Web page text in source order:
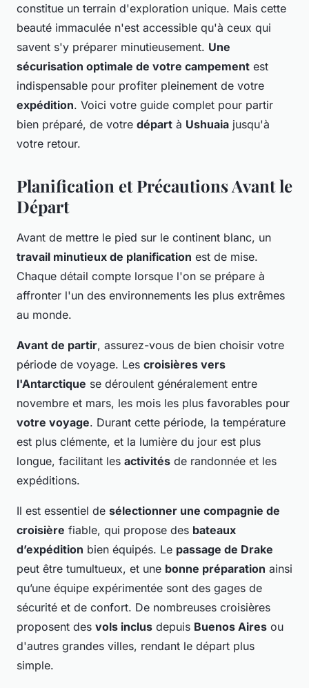
constitue un terrain d'exploration unique. Mais cette
beauté immaculée n'est accessible qu'à ceux qui
savent s'y préparer minutieusement. Une
sécurisation optimale de votre campement est
indispensable pour profiter pleinement de votre
expédition. Voici votre guide complet pour partir
bien préparé, de votre départ à Ushuaia jusqu'à
votre retour.
Planification et Précautions Avant le
Départ
Avant de mettre le pied sur le continent blanc, un
travail minutieux de planification est de mise.
Chaque détail compte lorsque l'on se prépare à
affronter l'un des environnements les plus extrêmes
au monde.
Avant de partir, assurez-vous de bien choisir votre
période de voyage. Les croisières vers
l'Antarctique se déroulent généralement entre
novembre et mars, les mois les plus favorables pour
votre voyage. Durant cette période, la température
est plus clémente, et la lumière du jour est plus
longue, facilitant les activités de randonnée et les
expéditions.
Il est essentiel de sélectionner une compagnie de
croisière fiable, qui propose des bateaux
d’expédition bien équipés. Le passage de Drake
peut être tumultueux, et une bonne préparation ainsi
qu’une équipe expérimentée sont des gages de
sécurité et de confort. De nombreuses croisières
proposent des vols inclus depuis Buenos Aires ou
d'autres grandes villes, rendant le départ plus
simple.